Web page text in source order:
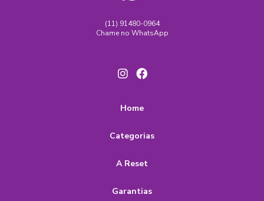
(11) 91480-0964
Chame no WhatsApp
Home
Categorias
A Reset
Garantias